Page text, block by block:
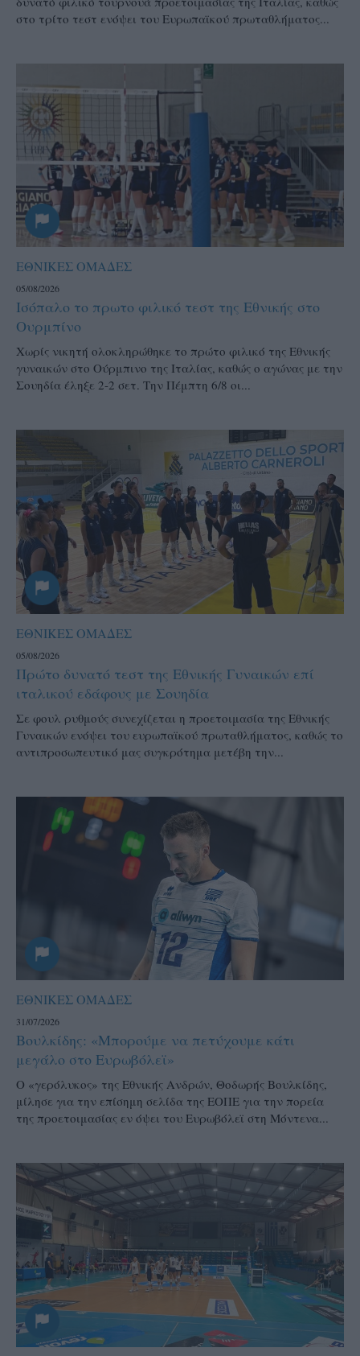
στο τρίτο τεστ ενόψει του Ευρωπαϊκού πρωταθλήματος...
ΕΘΝΙΚΕΣ ΟΜΑΔΕΣ
05/08/2026
Ισόπαλο το πρωτο φιλικό τεστ της Εθνικής στο
Ουρμπίνο
Χωρίς νικητή ολοκληρώθηκε το πρώτο φιλικό της Εθνικής
γυναικών στο Ούρμπινο της Ιταλίας, καθώς ο αγώνας με την
Σουηδία έληξε 2-2 σετ. Την Πέμπτη 6/8 οι...
ΕΘΝΙΚΕΣ ΟΜΑΔΕΣ
05/08/2026
Πρώτο δυνατό τεστ της Εθνικής Γυναικών επί
ιταλικού εδάφους με Σουηδία
Σε φουλ ρυθμούς συνεχίζεται η προετοιμασία της Εθνικής
Γυναικών ενόψει του ευρωπαϊκού πρωταθλήματος, καθώς το
αντιπροσωπευτικό μας συγκρότημα μετέβη την...
ΕΘΝΙΚΕΣ ΟΜΑΔΕΣ
31/07/2026
Βουλκίδης: «Μπορούμε να πετύχουμε κάτι
μεγάλο στο Ευρωβόλεϊ»
Ο «γερόλυκος» της Εθνικής Ανδρών, Θοδωρής Βουλκίδης,
μίλησε για την επίσημη σελίδα της ΕΟΠΕ για την πορεία
της προετοιμασίας εν όψει του Ευρωβόλεϊ στη Μόντενα...